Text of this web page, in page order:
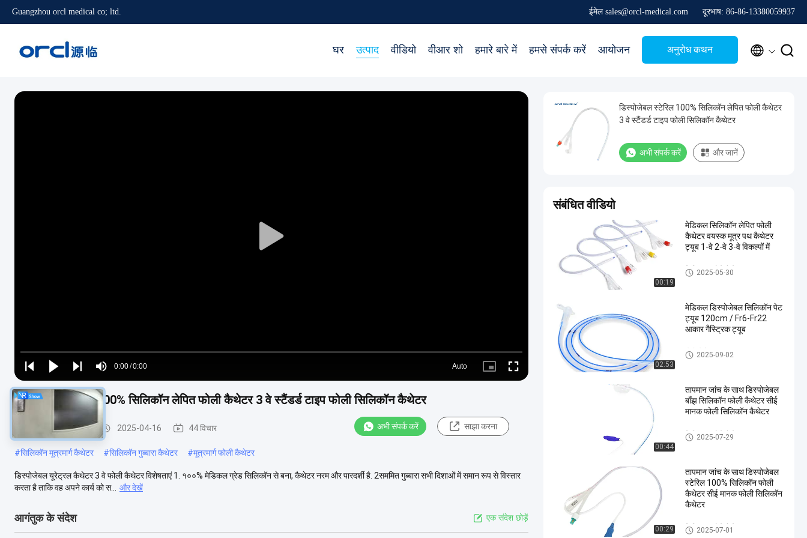
Guangzhou orcl medical co; ltd. ईमेल sales@orcl-medical.com दूरभाष: 86-86-13380059937
घर उत्पाद वीडियो वीआर शो हमारे बारे में हमसे संपर्क करें आयोजन अनुरोध कथन  
Play
Play
Play
Play
Mute
Time
0:00/0:00
Loaded:
0%
Auto
Picture- Fullscreen
डिस्पोजेबल स्टेरिल 100% सिलिकॉन लेपित फोली कैथेटर 3 वे स्टैंडर्ड टाइप फोली सिलिकॉन कैथेटर
सिलिकॉन फोले कैथेटर 2025-04-16 44 विचार अभी संपर्क करें साझा करना
#सिलिकॉन मूत्रमार्ग कैथेटर #सिलिकॉन गुब्बारा कैथेटर #मूत्रमार्ग फोली कैथेटर
डिस्पोजेबल यूरेट्रल कैथेटर 3 वे फोली कैथेटर विशेषताएं 1. १००% मेडिकल ग्रेड सिलिकॉन से बना, कैथेटर नरम और पारदर्शी है. 2सममित गुब्बारा सभी दिशाओं में समान रूप से विस्तार
करता है ताकि वह अपने कार्य को स...
और देखें
आगंतुक के संदेश एक संदेश छोड़ें
डिस्पोजेबल स्टेरिल 100% सिलिकॉन लेपित फोली कैथेटर
3 वे स्टैंडर्ड टाइप फोली सिलिकॉन कैथेटर
अभी संपर्क करें और जानें
संबंधित वीडियो
00:19
मेडिकल सिलिकॉन लेपित फोली
कैथेटर वयस्क मूत्र पथ कैथेटर
ट्यूब 1-वे 2-वे 3-वे विकल्पों में
सिलिकॉन फोले कैथेटर
2025-05-30
02:53
मेडिकल डिस्पोजेबल सिलिकॉन पेट
ट्यूब 120cm / Fr6-Fr22
आकार गैस्ट्रिक ट्यूब
पीवीसी पेट ट्यूब
2025-09-02
00:44
तापमान जांच के साथ डिस्पोजेबल
बाँझ सिलिकॉन फोली कैथेटर सीई
मानक फोली सिलिकॉन कैथेटर
सिलिकॉन फोले कैथेटर
2025-07-29
00:29
तापमान जांच के साथ डिस्पोजेबल
स्टेरिल 100% सिलिकॉन फोली
कैथेटर सीई मानक फोली सिलिकॉन
कैथेटर
सिलिकॉन फोले कैथेटर
2025-07-01